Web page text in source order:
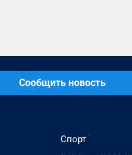
Сообщить новость
Спорт